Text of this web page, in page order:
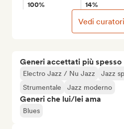
Generi accettati più spesso
Electro Jazz / Nu Jazz Jazz
Strumentale
Jazz moderno
Generi che lui/lei ama
Blues
100% 14%
Vedi